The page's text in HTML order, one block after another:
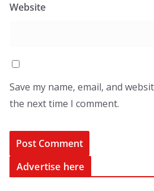
Website
Save my name, email, and
the next time I comment.
Advertise here